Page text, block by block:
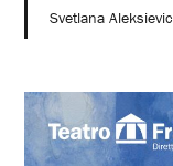
Svetlana Aleksievic